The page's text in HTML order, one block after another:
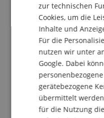
3 Sterne
2 Sterne
1 Stern
Eine Überprüfung der
stattgefunden: Nur
Onlineshop
tatsächlich bei uns
Kundenkonto eine
zur technischen
Cookies, um die
Inhalte und
Für die
nutzen wir unter
Google. Dabei
gerätebezogene
übermittelt
für die Nutzung